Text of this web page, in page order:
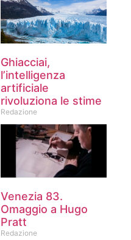
Ghiacciai,
l’intelligenza
artificiale
rivoluziona le stime
Redazione
Venezia 83.
Omaggio a Hugo
Pratt
Redazione